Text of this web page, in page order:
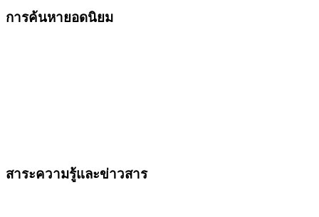
การค้นหายอดนิยม
สาระความรู้และข่าวสาร